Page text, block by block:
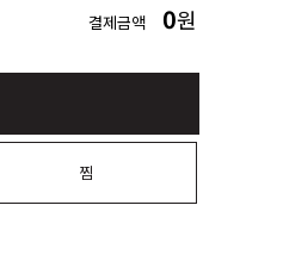
결제금액 0원
찜